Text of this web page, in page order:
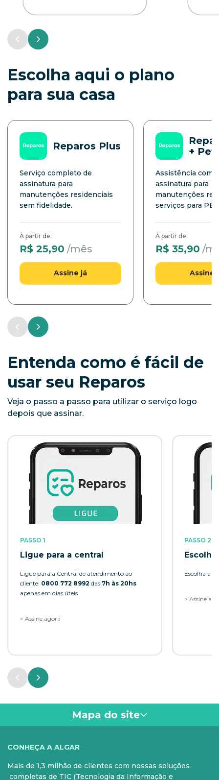
Escolha aqui o plano
para sua casa
Reparos Plus
Serviço completo de
assinatura para
manutenções residenciais
sem fidelidade.
À partir de:
R$ 25,90 /mês
Assine já
+ Pet
Assistência
assinatura para
manutenções
serviços para PET
À partir de:
R$ 35,90 /
Assine
Entenda como é fácil de
usar seu Reparos
Veja o passo a passo para utilizar o serviço logo
depois que assinar.
PASSO 1
Ligue para a central
Ligue para a Central de atendimento ao
cliente: 0800 772 8992 das 7h às 20hs
apenas em dias úteis
> Assine agora
PASSO 2
Escolha a
> Assine
Mapa do site
PARA SUA CASA CELULAR
CONHEÇA A ALGAR
Mais de 1,3 milhão de clientes com nossas soluções
completas de TIC (Tecnologia da Informação e